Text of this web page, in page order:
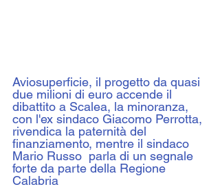
Aviosuperficie, il progetto da quasi
due milioni di euro accende il
dibattito a Scalea, la minoranza,
con l'ex sindaco Giacomo Perrotta,
rivendica la paternità del
finanziamento, mentre il sindaco
Mario Russo  parla di un segnale
forte da parte della Regione
Calabria